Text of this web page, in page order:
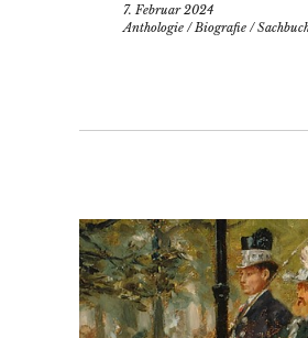
7. Februar 2024
Anthologie /Biografie /